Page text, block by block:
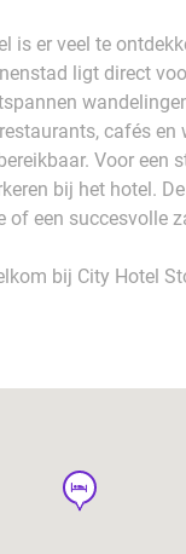
is er veel te
ligt direct
cafés en
Voor een
bij het hotel.
of een succesvolle
bij City Hotel
hotel